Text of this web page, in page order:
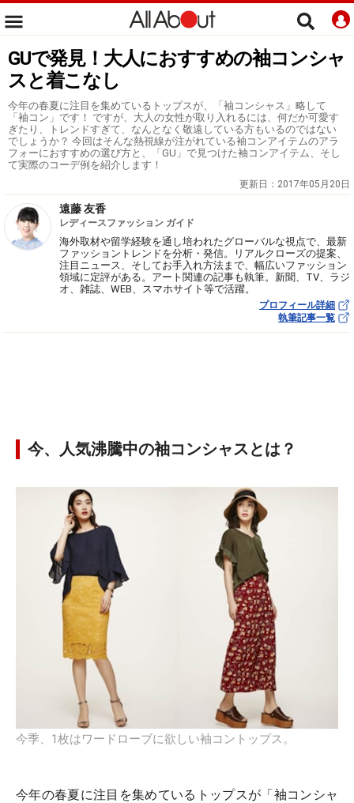
GUで発見！大人におすすめの袖コンシャ
スと着こなし
今年の春夏に注目を集めているトップスが、「袖コンシャス」略して
「袖コン」です！ ですが、大人の女性が取り入れるには、何だか可愛す
ぎたり、トレンドすぎて、なんとなく敬遠している方もいるのではない
でしょうか？ 今回はそんな熱視線が注がれている袖コンアイテムのアラ
フォーにおすすめの選び方と、「GU」で見つけた袖コンアイテム、そし
て実際のコーデ例を紹介します！
更新日： 2017年05月20日
遠藤 友香
レディースファッション ガイド
海外取材や留学経験を通し培われたグローバルな視点で、最新
ファッショントレンドを分析・発信。リアルクローズの提案、
注目ニュース、そしてお手入れ方法まで、幅広いファッション
領域に定評がある。アート関連の記事も執筆。新聞、TV、ラジ
オ、雑誌、WEB、スマホサイト等で活躍。
プロフィール詳細
執筆記事一覧
今、人気沸騰中の袖コンシャスとは？
今季、1枚はワードローブに欲しい袖コントップス。
今年の春夏に注目を集めているトップスが「袖コンシャ